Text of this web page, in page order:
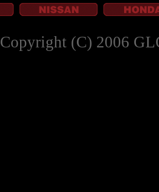
Copyright (C) 2006